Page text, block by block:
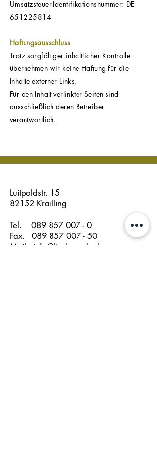
Umsatzsteuer-Identifikationsnummer: DE
651225814
Haftungsausschluss
Trotz sorgfältiger inhaltlicher Kontrolle
übernehmen wir keine Haftung für die
Inhalte externer Links.
Für den Inhalt verlinkter Seiten sind
ausschließlich deren Betreiber
verantwortlich.
Luitpoldstr. 15
82152 Krailling
Tel. 089 857 007 - 0
Fax. 089 857 007 - 50
Mail info@lindneredv.de